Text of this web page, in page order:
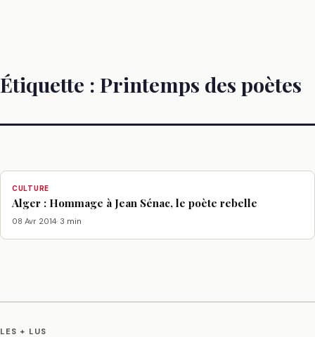
Étiquette : Printemps des poètes
CULTURE
Alger : Hommage à Jean Sénac, le poète rebelle
08 Avr 2014· 3 min
LES + LUS